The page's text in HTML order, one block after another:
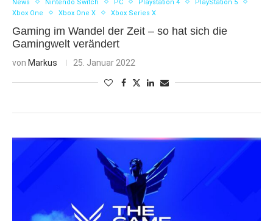
News Nintendo Switch PC Playstation 4
PlayStation 5
Xbox One
Xbox One X Xbox Series X
Gaming im Wandel der Zeit – so hat sich die
Gamingwelt verändert
von Markus 25. Januar 2022